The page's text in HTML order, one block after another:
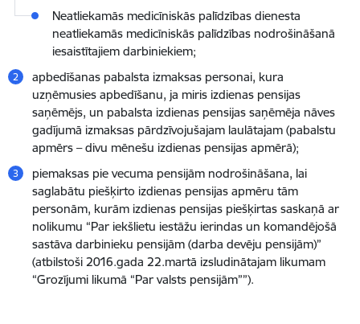
Neatliekamās medicīniskās palīdzības dienesta
neatliekamās medicīniskās palīdzības nodrošināšanā
iesaistītajiem darbiniekiem;
apbedīšanas pabalsta izmaksas personai, kura
uzņēmusies apbedīšanu, ja miris izdienas pensijas
saņēmējs, un pabalsta izdienas pensijas saņēmēja nāves
gadījumā izmaksas pārdzīvojušajam laulātajam (pabalstu
apmērs – divu mēnešu izdienas pensijas apmērā);
piemaksas pie vecuma pensijām nodrošināšana, lai
saglabātu piešķirto izdienas pensijas apmēru tām
personām, kurām izdienas pensijas piešķirtas saskaņā ar
nolikumu “Par iekšlietu iestāžu ierindas un komandējošā
sastāva darbinieku pensijām (darba devēju pensijām)”
(atbilstoši 2016.gada 22.martā izsludinātajam likumam
“Grozījumi likumā “Par valsts pensijām””).